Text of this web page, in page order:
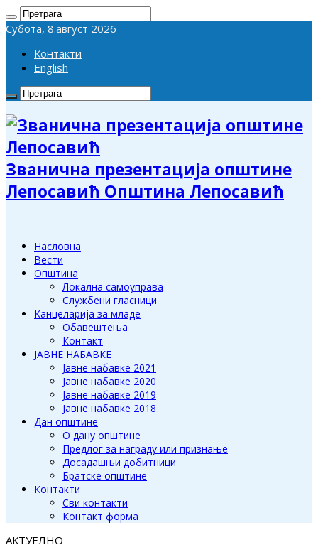
Субота, 8.август 2026
Контакти
English
Званична презентација општине
Лепосавић Општина Лепосавић
Насловна
Вести
Општина
Локална самоуправа
Службени гласници
Канцеларија за младе
Обавештења
Контакт
ЈАВНЕ НАБАВКЕ
Јавне набавке 2021
Јавне набавке 2020
Јавне набавке 2019
Јавне набавке 2018
Дан општине
О дану општине
Предлог за награду или признање
Досадашњи добитници
Братске општине
Контакти
Сви контакти
Контакт форма
АКТУЕЛНО